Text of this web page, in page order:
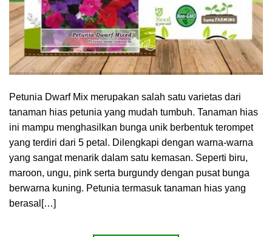
Petunia Dwarf Mix merupakan salah satu varietas dari
tanaman hias petunia yang mudah tumbuh. Tanaman hias
ini mampu menghasilkan bunga unik berbentuk terompet
yang terdiri dari 5 petal. Dilengkapi dengan warna-warna
yang sangat menarik dalam satu kemasan. Seperti biru,
maroon, ungu, pink serta burgundy dengan pusat bunga
berwarna kuning. Petunia termasuk tanaman hias yang
berasal[…]